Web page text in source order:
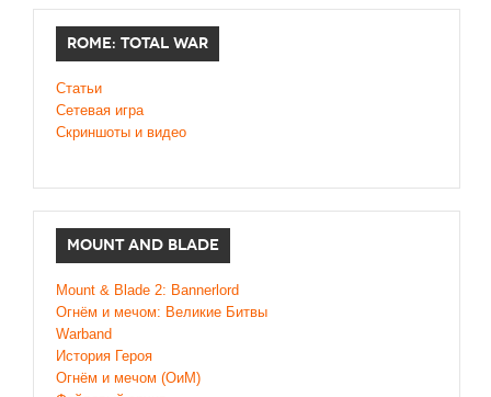
ROME: TOTAL WAR
Статьи
Сетевая игра
Скриншоты и видео
MOUNT AND BLADE
Mount & Blade 2: Bannerlord
Огнём и мечом: Великие Битвы
Warband
История Героя
Огнём и мечом (ОиМ)